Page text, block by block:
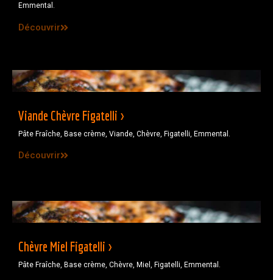
Emmental.
Découvrir
Viande Chèvre Figatelli >
Pâte Fraîche, Base crème, Viande, Chèvre, Figatelli, Emmental.
Découvrir
Chèvre Miel Figatelli >
Pâte Fraîche, Base crème, Chèvre, Miel, Figatelli, Emmental.